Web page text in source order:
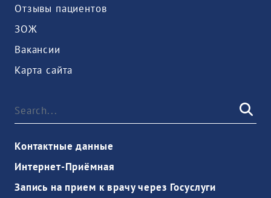
Отзывы пациентов
ЗОЖ
Вакансии
Карта сайта
Контактные данные
Интернет-Приёмная
Запись на прием к врачу через Госуслуги